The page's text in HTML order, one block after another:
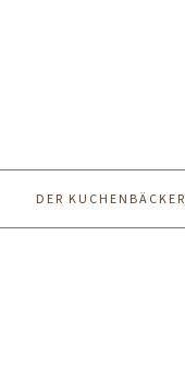
DER KUCHENBÄCKER